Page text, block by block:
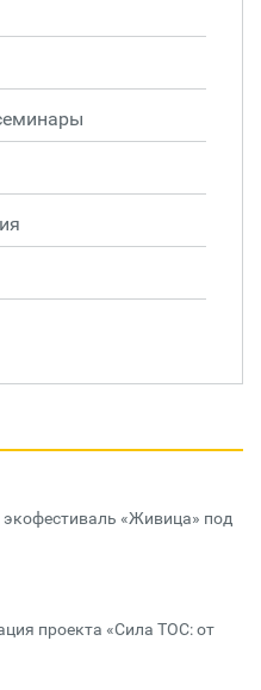
«Живица» под
проекта «Сила ТОС: от